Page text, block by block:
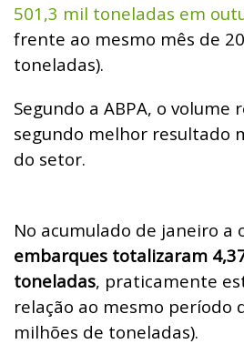
501,3 mil toneladas em
frente ao mesmo mês de
toneladas).
Segundo a ABPA, o volume
segundo melhor resultado
do setor.
No acumulado de janeiro a
embarques totalizaram
toneladas, praticamente
relação ao mesmo período
milhões de toneladas).